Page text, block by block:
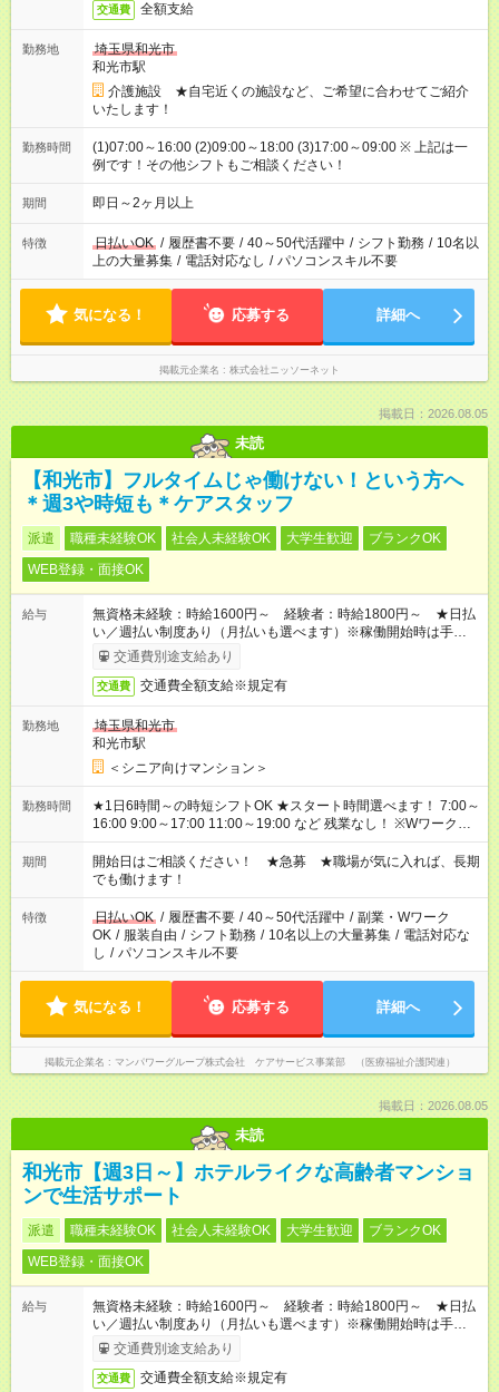
交通費 全額支給
勤務地
埼玉県和光市
和光市駅
介護施設 ★自宅近くの施設など、ご希望に合わせてご紹介
いたします！
勤務時間
(1)07:00～16:00 (2)09:00～18:00 (3)17:00～09:00 ※ 上記は一
例です！その他シフトもご相談ください！
期間 即日～2ヶ月以上
特徴 日払いOK / 履歴書不要 / 40～50代活躍中 / シフト勤務 / 10名以
上の大量募集 / 電話対応なし / パソコンスキル不要
気になる！ 応募する 詳細へ
掲載元企業名 株式会社ニッソーネット
掲載日：2026.08.05
未読
【和光市】フルタイムじゃ働けない！という方へ
＊週3や時短も＊ケアスタッフ
派遣 職種未経験OK 社会人未経験OK 大学生歓迎
ブランクOK
WEB登録・面接OK
給与
無資格未経験：時給1600円～ 経験者：時給1800円～ ★日払
い／週払い制度あり（月払いも選べます）※稼働開始時は手続き
完了次第のお支払いとなります。
交通費別途支給あり
交通費 交通費全額支給※規定有
勤務地
埼玉県和光市
和光市駅
＜シニア向けマンション＞
勤務時間
★1日6時間～の時短シフトOK ★スタート時間選べます！ 7:00～
16:00 9:00～17:00 11:00～19:00 など 残業なし！ ※Wワークの
場合、他のお仕事と合わせ週40時間超の就業はご案内できませ
ん ※法令に基づき、週20時間以上勤務は社会保険への加入対象
となります ※労働者派遣法（日雇い派遣の原則禁止）により、
短時間・短期間の就業はご案内が難しい場合があります
期間
開始日はご相談ください！ ★急募 ★職場が気に入れば、長期
でも働けます！
特徴 日払いOK / 履歴書不要 / 40～50代活躍中 / 副業・Wワーク
OK / 服装自由 / シフト勤務 / 10名以上の大量募集 / 電話対応な
し / パソコンスキル不要
気になる！ 応募する 詳細へ
掲載元企業名 マンパワーグループ株式会社 ケアサービス事業部 （医療福祉介護関連）
掲載日：2026.08.05
未読
和光市【週3日～】ホテルライクな高齢者マンショ
ンで生活サポート
派遣 職種未経験OK 社会人未経験OK 大学生歓迎
ブランクOK
WEB登録・面接OK
給与
無資格未経験：時給1600円～ 経験者：時給1800円～ ★日払
い／週払い制度あり（月払いも選べます）※稼働開始時は手続き
完了次第のお支払いとなります。
交通費別途支給あり
交通費 交通費全額支給※規定有